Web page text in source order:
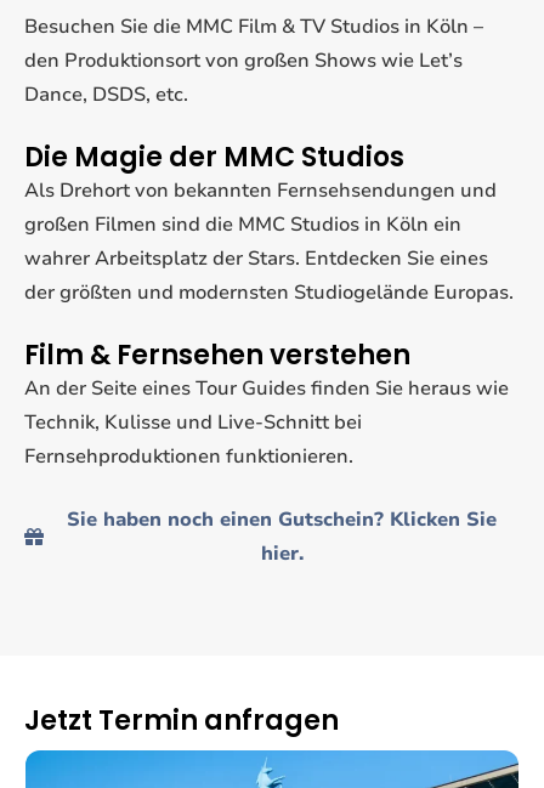
Besuchen Sie die MMC Film & TV Studios in Köln –
den Produktionsort von großen Shows wie Let’s
Dance, DSDS, etc.
Die Magie der MMC Studios
Als Drehort von bekannten Fernsehsendungen und
großen Filmen sind die MMC Studios in Köln ein
wahrer Arbeitsplatz der Stars. Entdecken Sie eines
der größten und modernsten Studiogelände Europas.
Film & Fernsehen verstehen
An der Seite eines Tour Guides finden Sie heraus wie
Technik, Kulisse und Live-Schnitt bei
Fernsehproduktionen funktionieren.
Sie haben noch einen Gutschein? Klicken Sie
hier.
Jetzt Termin anfragen